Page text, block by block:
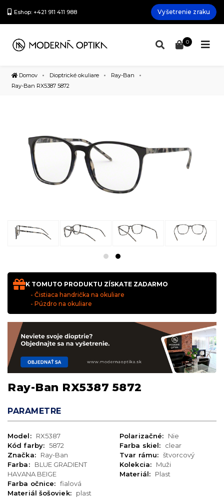
Eshop: +421 911 411 988 Vyšetrenie zraku
0
Domov Dioptrické okuliare
Ray-Ban
Ray-Ban RX5387 5872
K TOMUTO PRODUKTU ZÍSKATE ZADARMO
- Čistiaca handrička na okuliare
- Púzdro na okuliare
Ray-Ban RX5387 5872
PARAMETRE
Model:
RX5387
Kód farby: 5872
Značka:
Ray-Ban
Farba:
BLUE GRADIENT
HAVANA BEIGE
Farba očnice: fialová
Materiál šošoviek:
plast
Polarizačné:
Nie
Farba skiel:
clear
Tvar rámu: štvorcový
Kolekcia:
Muži
Materiál:
Plast